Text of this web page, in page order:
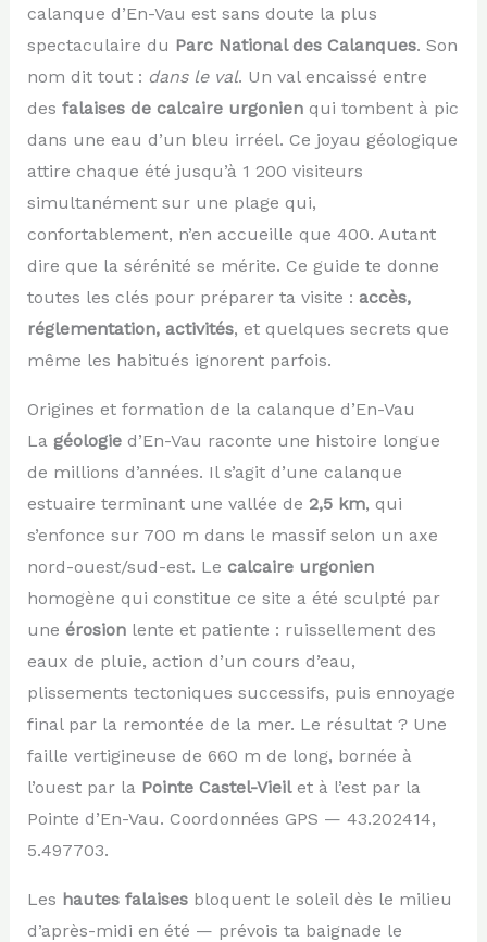
calanque d’En-Vau est sans doute la plus
spectaculaire du Parc National des Calanques. Son
nom dit tout : dans le val. Un val encaissé entre
des falaises de calcaire urgonienqui tombent à pic
dans une eau d’un bleu irréel. Ce joyau géologique
attire chaque été jusqu’à 1 200 visiteurs
simultanément sur une plage qui,
confortablement, n’en accueille que 400. Autant
dire que la sérénité se mérite. Ce guide te donne
toutes les clés pour préparer ta visite : accès,
réglementation, activités, et quelques secrets que
même les habitués ignorent parfois.
Origines et formation de la calanque d’En-Vau
La géologied’En-Vau raconte une histoire longue
de millions d’années. Il s’agit d’une calanque
estuaire terminant une vallée de 2,5 km, qui
s’enfonce sur 700 m dans le massif selon un axe
nord-ouest/sud-est. Le calcaire urgonien
homogène qui constitue ce site a été sculpté par
une érosionlente et patiente : ruissellement des
eaux de pluie, action d’un cours d’eau,
plissements tectoniques successifs, puis ennoyage
final par la remontée de la mer. Le résultat ? Une
faille vertigineuse de 660 m de long, bornée à
l’ouest par la Pointe Castel-Vieilet à l’est par la
Pointe d’En-Vau. Coordonnées GPS — 43.202414,
5.497703.
Les hautes falaisesbloquent le soleil dès le milieu
d’après-midi en été — prévois ta baignade le